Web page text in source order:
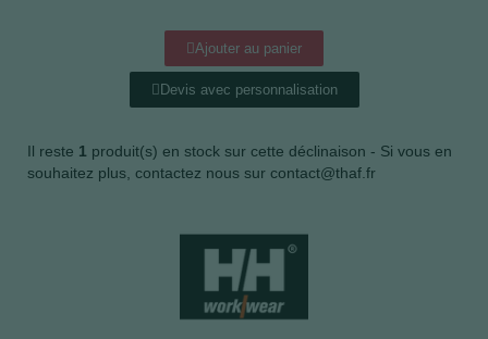
Ajouter au panier
Devis avec personnalisation
Il reste 1 produit(s) en stock sur cette déclinaison - Si vous en
souhaitez plus, contactez nous sur contact@thaf.fr